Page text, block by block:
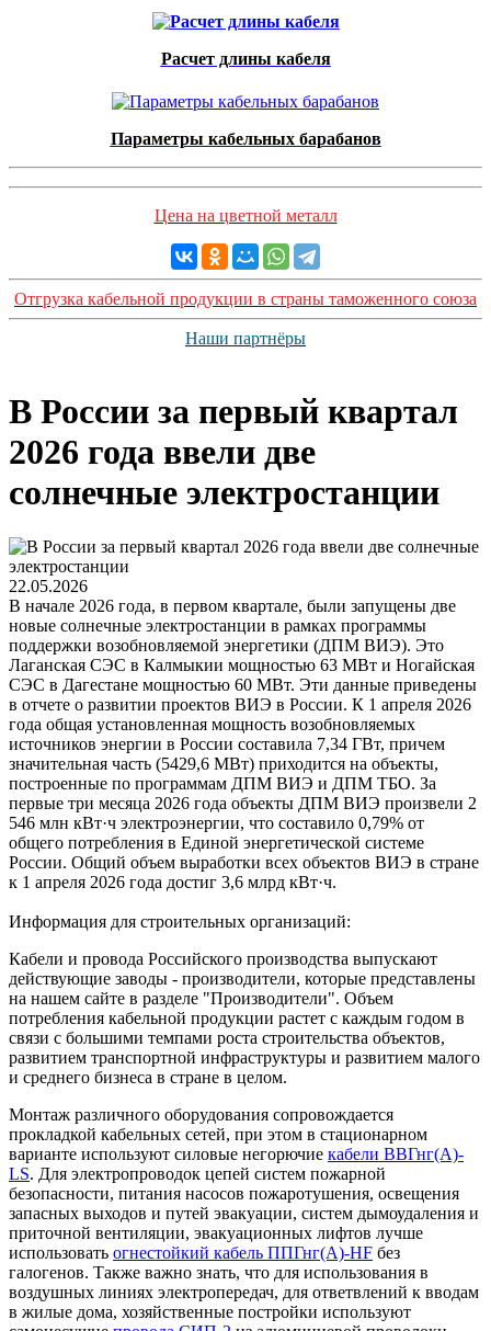
Расчет длины кабеля
Параметры кабельных барабанов
Цена на цветной металл
Отгрузка кабельной продукции в страны таможенного союза
Наши партнёры
В России за первый квартал
2026 года ввели две
солнечные электростанции
22.05.2026
В начале 2026 года, в первом квартале, были запущены две
новые солнечные электростанции в рамках программы
поддержки возобновляемой энергетики (ДПМ ВИЭ). Это
Лаганская СЭС в Калмыкии мощностью 63 МВт и Ногайская
СЭС в Дагестане мощностью 60 МВт. Эти данные приведены
в отчете о развитии проектов ВИЭ в России. К 1 апреля 2026
года общая установленная мощность возобновляемых
источников энергии в России составила 7,34 ГВт, причем
значительная часть (5429,6 МВт) приходится на объекты,
построенные по программам ДПМ ВИЭ и ДПМ ТБО. За
первые три месяца 2026 года объекты ДПМ ВИЭ произвели 2
546 млн кВт·ч электроэнергии, что составило 0,79% от
общего потребления в Единой энергетической системе
России. Общий объем выработки всех объектов ВИЭ в стране
к 1 апреля 2026 года достиг 3,6 млрд кВт·ч.
Информация для строительных организаций:
Кабели и провода Российского производства выпускают
действующие заводы - производители, которые представлены
на нашем сайте в разделе "Производители". Объем
потребления кабельной продукции растет с каждым годом в
связи с большими темпами роста строительства объектов,
развитием транспортной инфраструктуры и развитием малого
и среднего бизнеса в стране в целом.
Монтаж различного оборудования сопровождается
прокладкой кабельных сетей, при этом в стационарном
варианте используют силовые негорючие кабели ВВГнг(А)-
LS. Для электропроводок цепей систем пожарной
безопасности, питания насосов пожаротушения, освещения
запасных выходов и путей эвакуации, систем дымоудаления и
приточной вентиляции, эвакуационных лифтов лучше
использовать огнестойкий кабель ППГнг(А)-HF без
галогенов. Также важно знать, что для использования в
воздушных линиях электропередач, для ответвлений к вводам
в жилые дома, хозяйственные постройки используют